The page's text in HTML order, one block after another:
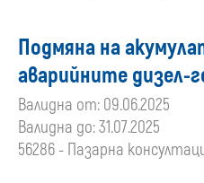
Подмяна на
аварийните дизел-
Валидна от: 09.06.2025
Валидна до: 31.07.2025
56286 - Пазарна